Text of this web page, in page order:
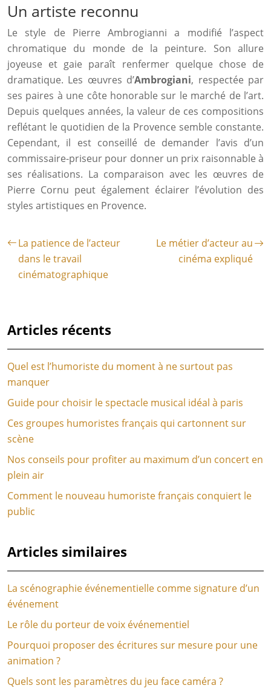
Un artiste reconnu
Le style de Pierre Ambrogianni a modifié l’aspect
chromatique du monde de la peinture. Son allure
joyeuse et gaie paraît renfermer quelque chose de
dramatique. Les œuvres d’Ambrogiani, respectée par
ses paires à une côte honorable sur le marché de l’art.
Depuis quelques années, la valeur de ces compositions
reflétant le quotidien de la Provence semble constante.
Cependant, il est conseillé de demander l’avis d’un
commissaire-priseur pour donner un prix raisonnable à
ses réalisations. La comparaison avec les œuvres de
Pierre Cornu peut également éclairer l’évolution des
styles artistiques en Provence.
La patience de l’acteur
dans le travail
cinématographique
Le métier d’acteur au
cinéma expliqué
Articles récents
Quel est l’humoriste du moment à ne surtout pas
manquer
Guide pour choisir le spectacle musical idéal à paris
Ces groupes humoristes français qui cartonnent sur
scène
Nos conseils pour profiter au maximum d’un concert en
plein air
Comment le nouveau humoriste français conquiert le
public
Articles similaires
La scénographie événementielle comme signature d’un
événement
Le rôle du porteur de voix événementiel
Pourquoi proposer des écritures sur mesure pour une
animation ?
Quels sont les paramètres du jeu face caméra ?